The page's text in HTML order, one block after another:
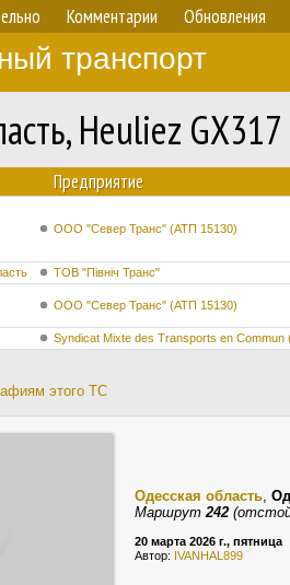
Комментарии Обновления
транспорт
Heuliez
Предприятие
ООО "Север Транс" (АТП 15130)
ТОВ "Північ Транс"
ООО "Север Транс" (АТП 15130)
Syndicat Mixte des Transports en Commun
этого ТС
Одесская область,
Маршрут242
20 марта 2026 г., пятница
Автор: IVANHAL899